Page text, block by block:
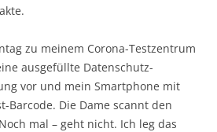
zu meinem Corona-Testzentrum
ausgefüllte Datenschutz-
vor und mein Smartphone mit
Barcode. Die Dame scannt den
mal – geht nicht. Ich leg das